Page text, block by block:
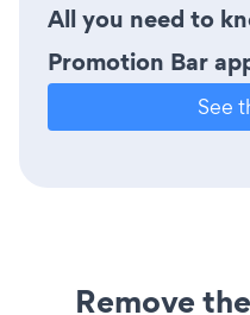
All you need to
Promotion Bar
See
Remove